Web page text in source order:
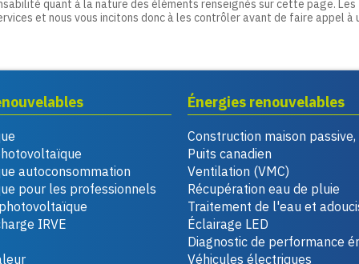
quant à la nature des éléments renseignés sur cette page. Les
et nous vous incitons donc à les contrôler avant de faire appel à
autoconsommation
pour les professionnels
IRVE
Énergies renouvelables
Construction maison passive,
Puits canadien
Ventilation (VMC)
Récupération eau de pluie
Traitement de l'eau et
Éclairage LED
Diagnostic de performance
Véhicules électriques